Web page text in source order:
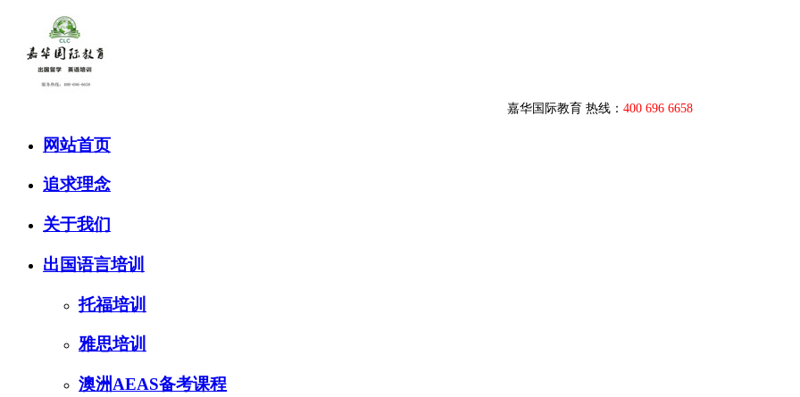
嘉华国际教育 热线： 400 696 6658
网站首页
追求理念
关于我们
出国语言培训
托福培训
雅思培训
澳洲AEAS备考课程